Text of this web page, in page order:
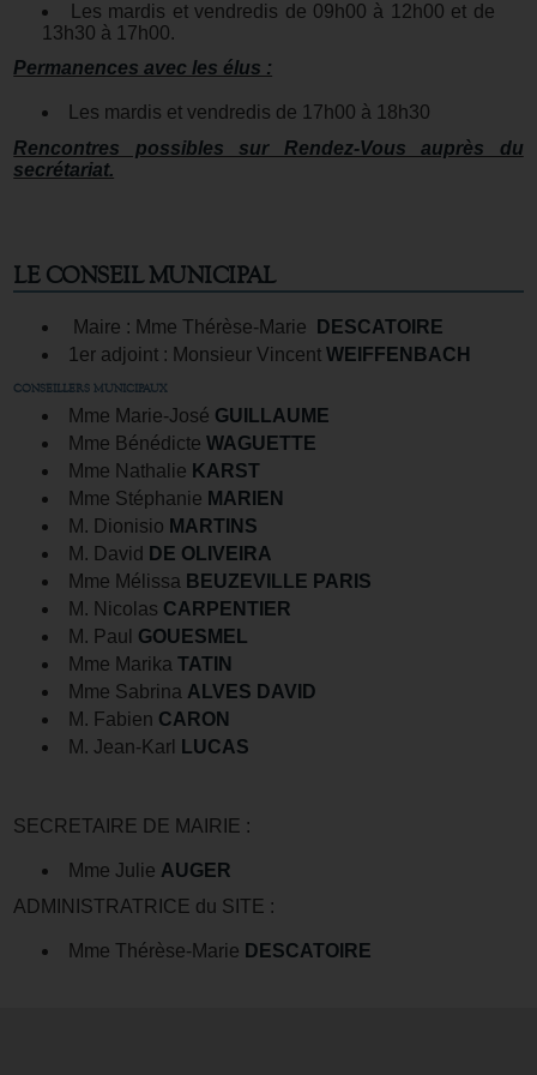
Les mardis et vendredis de 09h00 à 12h00 et de
13h30 à 17h00.
Permanences avec les élus :
Les mardis et vendredis de 17h00 à 18h30
Rencontres possibles sur Rendez-Vous auprès du
secrétariat.
LE CONSEIL MUNICIPAL
Maire : Mme Thérèse-Marie
DESCATOIRE
1er adjoint : Monsieur VincentWEIFFENBACH
CONSEILLERS MUNICIPAUX
Mme Marie-José GUILLAUME
Mme BénédicteWAGUETTE
Mme Nathalie KARST
Mme Stéphanie MARIEN
M. Dionisio MARTINS
M. David DE OLIVEIRA
Mme Mélissa BEUZEVILLE PARIS
M. Nicolas CARPENTIER
M. Paul GOUESMEL
Mme MarikaTATIN
Mme Sabrina ALVES DAVID
M. Fabien CARON
M. Jean-Karl
LUCAS
SECRETAIRE DE MAIRIE :
Mme Julie AUGER
ADMINISTRATRICE du SITE :
Mme Thérèse-Marie DESCATOIRE